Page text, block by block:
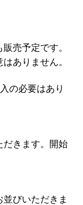
売予定です。
ありません。
の必要はあり
だきます。開始
びいただきま